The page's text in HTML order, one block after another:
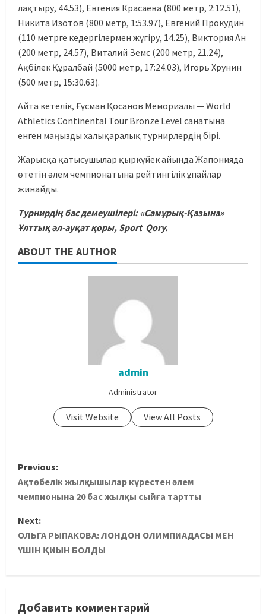
лақтыру, 44.53), Евгения Красаева (800 метр, 2:12.51),
Никита Изотов (800 метр, 1:53.97), Евгений Прокудин
(110 метрге кедергілермен жүгіру, 14.25), Виктория Ан
(200 метр, 24.57), Виталий Земс (200 метр, 21.24),
Ақбілек Құралбай (5000 метр, 17:24.03), Игорь Хрунин
(500 метр, 15:30.63).
Айта кетелік, Ғұсман Қосанов Мемориалы — World
Athletics Continental Tour Bronze Level санатына
енген маңызды халықаралық турнирлердің бірі.
Жарысқа қатысушылар қыркүйек айында Жапонияда
өтетін әлем чемпионатына рейтингілік ұпайлар
жинайды.
Турнирдің бас демеушілері: «Самұрық-Қазына»
Ұлттық әл-ауқат қоры, Sport Qory.
ABOUT THE AUTHOR
admin
Administrator
Visit Website View All Posts
Previous:
Ақтөбелік жылқышылар күрестен әлем
чемпионына 20 бас жылқы сыйға тартты
Next:
ОЛЬГА РЫПАКОВА: ЛОНДОН ОЛИМПИАДАСЫ МЕН
ҮШІН ҚИЫН БОЛДЫ
Добавить комментарий